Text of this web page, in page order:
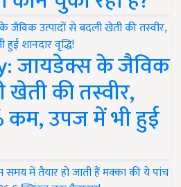
जायडेक्स के जैविक
खेती की तस्वीर,
कम, उपज में भी हुई